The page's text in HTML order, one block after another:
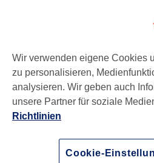
65185
25 Min.Details
Wir verwenden eigene Cookies
zu personalisieren,
analysieren. Wir geben auch
unsere Partner für soziale
Richtlinien
Cookie-